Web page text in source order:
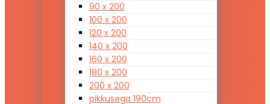
90 x 200
100 x 200
120 x 200
140 x 200
160 x 200
180 x 200
200 x 200
pikkusega 190cm